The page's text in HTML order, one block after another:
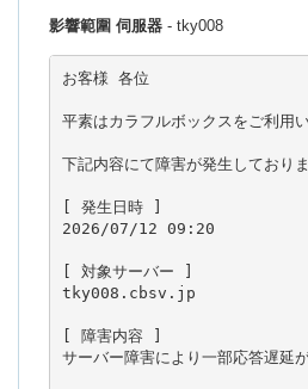
影響範圍 伺服器 - tky008
お客様 各位
平素はカラフルボックスをご利用
下記内容にて障害が発生しておりま
[ 発生日時 ]
2026/07/12 09:20
[ 対象サーバー ]
tky008.cbsv.jp
[ 障害内容 ]
サーバー障害により一部応答遅延